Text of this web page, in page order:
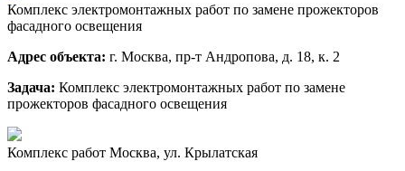
Комплекс электромонтажных работ по замене прожекторов
фасадного освещения
Адрес объекта: г. Москва, пр-т Андропова, д. 18, к. 2
Задача: Комплекс электромонтажных работ по замене
прожекторов фасадного освещения
Комплекс работ Москва, ул. Крылатская